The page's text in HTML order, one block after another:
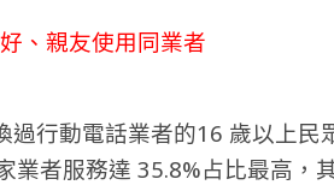
、親友使用同業者
過行動電話業者的16 歲以上民
業者服務達 35.8%占比最高，